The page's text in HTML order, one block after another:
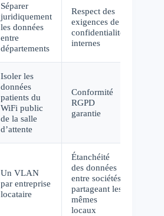
Séparer
juridiquement
les données
entre
départements
Respect des
exigences de
confidentialité
internes
Isoler les
données
patients du
WiFi public
de la salle
d’attente
Conformité
RGPD
garantie
Un VLAN
par entreprise
locataire
Étanchéité
des données
entre sociétés
partageant les
mêmes
locaux